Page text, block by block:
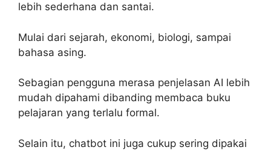
lebih sederhana dan santai.
Mulai dari sejarah, ekonomi, biologi, sampai
bahasa asing.
Sebagian pengguna merasa penjelasan AI lebih
mudah dipahami dibanding membaca buku
pelajaran yang terlalu formal.
Selain itu, chatbot ini juga cukup sering dipakai